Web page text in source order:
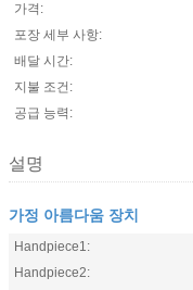
가격:
포장 세부 사항:
배달 시간:
지불 조건:
공급 능력:
설명
가정 아름다움 장치
Handpiece1:
Handpiece2: